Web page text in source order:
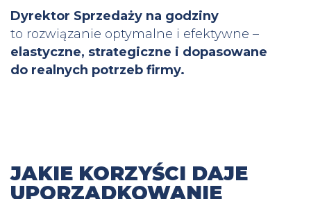
Dyrektor Sprzedaży na godziny
to rozwiązanie optymalne i efektywne –
elastyczne, strategiczne i dopasowane
do realnych potrzeb firmy.
JAKIE KORZYŚCI DAJE
UPORZĄDKOWANIE